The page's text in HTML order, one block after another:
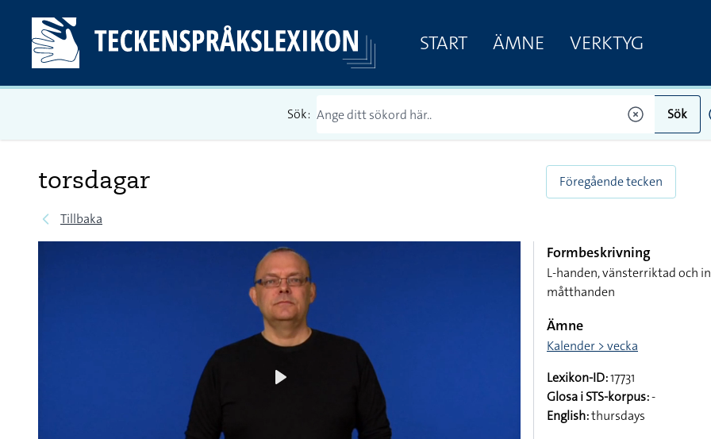
START ÄMNE VERKTYG
Sök: Sök
torsdagar
Tillbaka
Föregående tecken
Formbeskrivning
L-handen, vänsterriktad och
måtthanden
Ämne
Kalender > vecka
Lexikon-ID:17731
Glosa i STS-korpus:-
English:thursdays